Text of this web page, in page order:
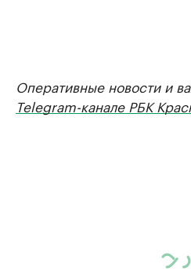
Оперативные новости и
Telegram-канале РБК